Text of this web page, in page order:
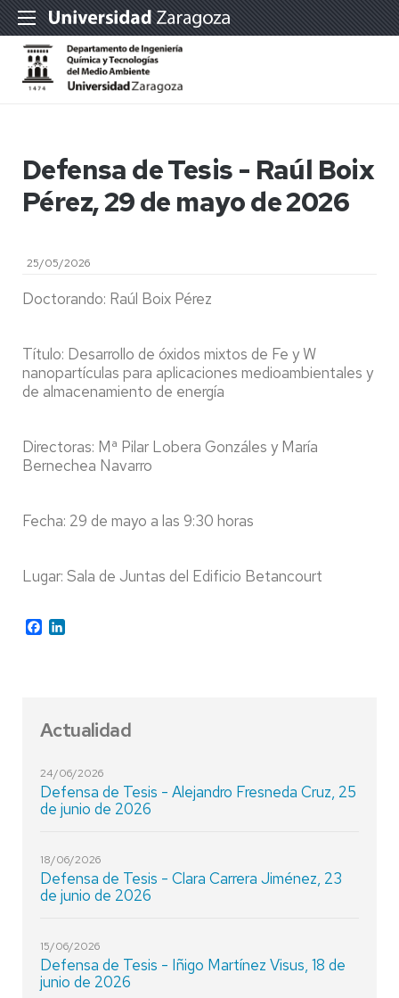
Defensa de Tesis - Raúl Boix
Pérez, 29 de mayo de 2026
25/05/2026
Doctorando: Raúl Boix Pérez
Título: Desarrollo de óxidos mixtos de Fe y W
nanopartículas para aplicaciones medioambientales y
de almacenamiento de energía
Directoras: Mª Pilar Lobera Gonzáles y María
Bernechea Navarro
Fecha: 29 de mayo a las 9:30 horas
Lugar: Sala de Juntas del Edificio Betancourt
Facebook
Actualidad
24/06/2026
Defensa de Tesis - Alejandro Fresneda Cruz, 25
de junio de 2026
18/06/2026
Defensa de Tesis - Clara Carrera Jiménez, 23
de junio de 2026
15/06/2026
Defensa de Tesis - Iñigo Martínez Visus, 18 de
junio de 2026